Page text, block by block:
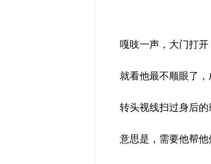
嘎吱一声，大门打开
就看他最不顺眼了，
转头视线扫过身后的
意思是，需要他帮他